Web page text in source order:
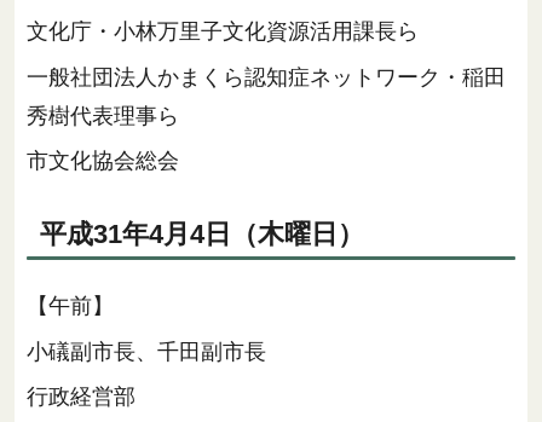
文化庁・小林万里子文化資源活用課長ら
一般社団法人かまくら認知症ネットワーク・稲田
秀樹代表理事ら
市文化協会総会
平成31年4月4日（木曜日）
【午前】
小礒副市長、千田副市長
行政経営部